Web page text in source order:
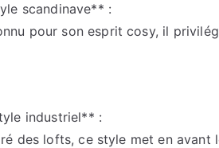
scandinave** :
pour son esprit cosy, il
industriel** :
des lofts, ce style met en